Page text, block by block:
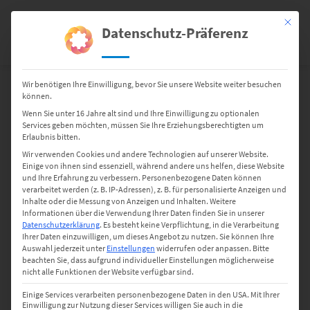
Produkt Schlaufenlänge 36 mm
36 mm
Alle 2 Ergebnisse werden angezeigt
Mit
Datenschutz-Präferenz
Wir benötigen Ihre Einwilligung, bevor Sie unsere Website weiter besuchen
können.
Wenn Sie unter 16 Jahre alt sind und Ihre Einwilligung zu optionalen
Services geben möchten, müssen Sie Ihre Erziehungsberechtigten um
Erlaubnis bitten.
Wir verwenden Cookies und andere Technologien auf unserer Website.
Einige von ihnen sind essenziell, während andere uns helfen, diese Website
und Ihre Erfahrung zu verbessern. Personenbezogene Daten können
verarbeitet werden (z. B. IP-Adressen), z. B. für personalisierte Anzeigen und
Inhalte oder die Messung von Anzeigen und Inhalten. Weitere
Informationen über die Verwendung Ihrer Daten finden Sie in unserer
Datenschutzerklärung. Es besteht keine Verpflichtung, in die Verarbeitung
Ihrer Daten einzuwilligen, um dieses Angebot zu nutzen. Sie können Ihre
Auswahl jederzeit unter Einstellungen widerrufen oder anpassen. Bitte
beachten Sie, dass aufgrund individueller Einstellungen möglicherweise
nicht alle Funktionen der Website verfügbar sind.
Einige Services verarbeiten personenbezogene Daten in den USA. Mit Ihrer
Einwilligung zur Nutzung dieser Services willigen Sie auch in die